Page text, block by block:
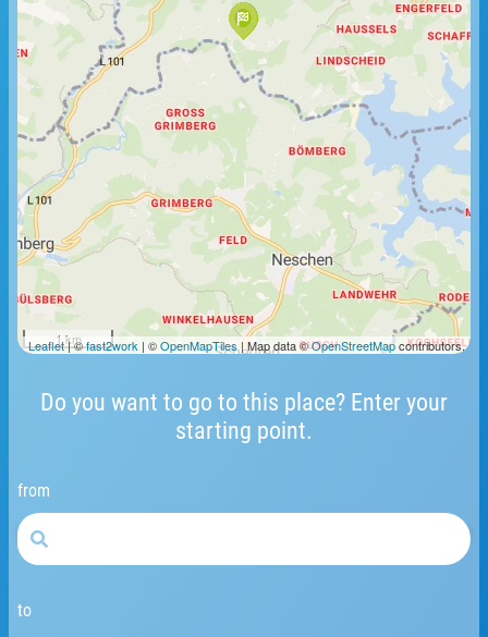
Do you want to go to this place? Enter your
starting point.
from
to
1 km
Leaflet| ©fast2work | ©OpenMapTiles| Map data ©OpenStreetMapcontributors.